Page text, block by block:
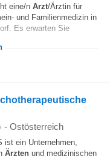
eine/n Arzt/Ärztin für
und Familienmedizin in
Es erwarten Sie
- Ostösterreich
ist ein Unternehmen,
Ärzten und medizinischen